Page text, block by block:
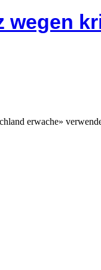
wegen
erwache»